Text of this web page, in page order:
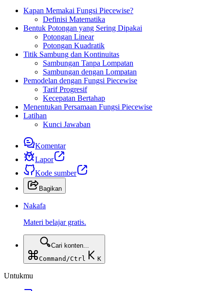
Kapan Memakai Fungsi Piecewise?
Definisi Matematika
Bentuk Potongan yang Sering Dipakai
Potongan Linear
Potongan Kuadratik
Titik Sambung dan Kontinuitas
Sambungan Tanpa Lompatan
Sambungan dengan Lompatan
Pemodelan dengan Fungsi Piecewise
Tarif Progresif
Kecepatan Bertahap
Menentukan Persamaan Fungsi Piecewise
Latihan
Kunci Jawaban
Komentar
Lapor
Kode sumber
Bagikan
Nakafa
Materi belajar gratis.
Cari konten...
Command/Ctrl
K
Untukmu